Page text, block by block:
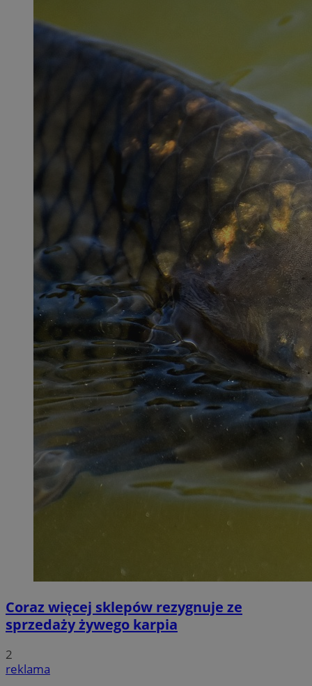
Coraz więcej sklepów rezygnuje ze
sprzedaży żywego karpia
2
reklama